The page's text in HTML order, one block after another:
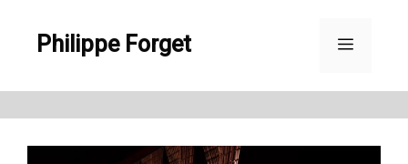
Philippe Forget Menu